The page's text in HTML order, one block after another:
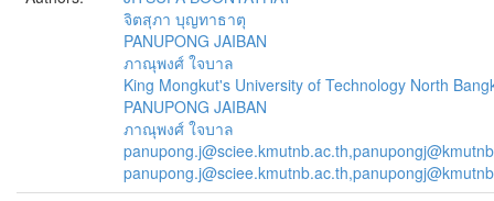
จิตสุภา บุญทาธาตุ
PANUPONG JAIBAN
ภาณุพงศ์ ใจบาล
King Mongkut's University of Technology North
PANUPONG JAIBAN
ภาณุพงศ์ ใจบาล